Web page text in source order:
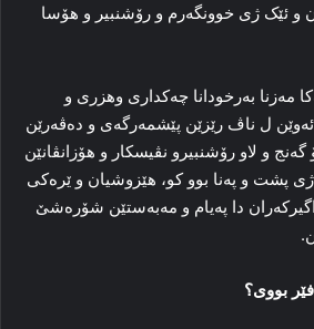
و ئێک ژی خوونگەرم و رۆشنبیر و هۆسا
مەزنا بەرخودانا چەکداری وهزری و
ئەوێن ل ناڤ رێزێن پێشمەرگەی و دەڤەرێن
گەنج و لاو رۆشنبیرو نڤیسکار و هۆزانڤانێن
پشت و پەنا بوو کو، هێزوشیان و ێرەکی
دا پەیام و مەبەستێن شۆرەشێ